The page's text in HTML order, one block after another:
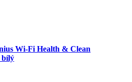
Wi-Fi Health & Clean
bílý